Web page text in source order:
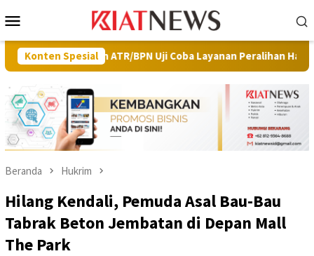
ke
Mobile
Konten Spesial
ATR/BPN Uji Coba Layanan Peralihan Hak Target Maksimal
Beranda Hukrim
Hilang Kendali, Pemuda Asal Bau-Bau
Tabrak Beton Jembatan di Depan Mall
The Park